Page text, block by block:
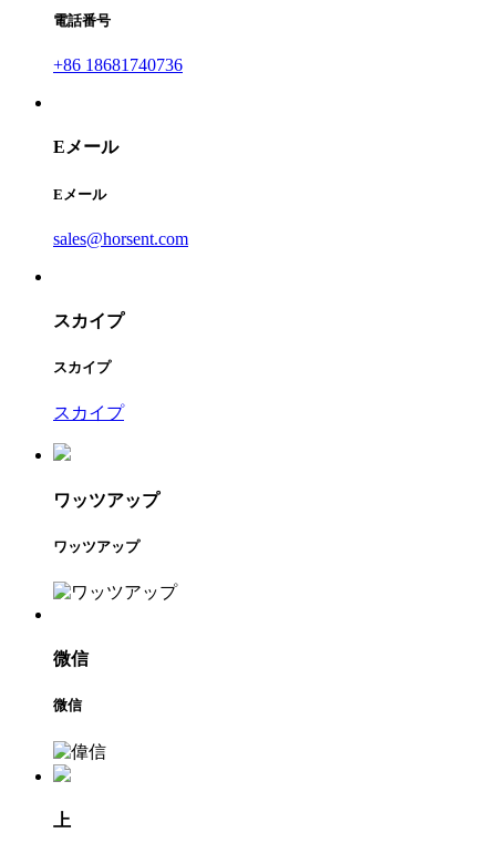
電話番号
+86 18681740736
Eメール
Eメール
sales@horsent.com
スカイプ
スカイプ
スカイプ
ワッツアップ
ワッツアップ
微信
微信
上